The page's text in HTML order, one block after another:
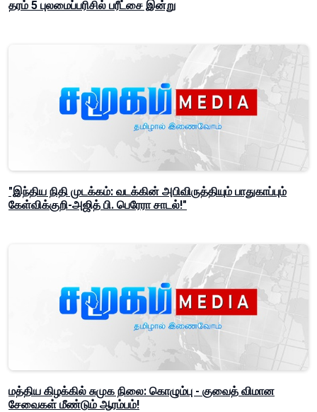
தரம் 5 புலமைப்பரிசில் பரீட்சை இன்று
"இந்திய நிதி முடக்கம்: வடக்கின் அபிவிருத்தியும் பாதுகாப்பும்
கேள்விக்குறி-அஜித் பி. பெரேரா சாடல்!"
மத்திய கிழக்கில் சுமுக நிலை: கொழும்பு - குவைத் விமான
சேவைகள் மீண்டும் ஆரம்பம்!